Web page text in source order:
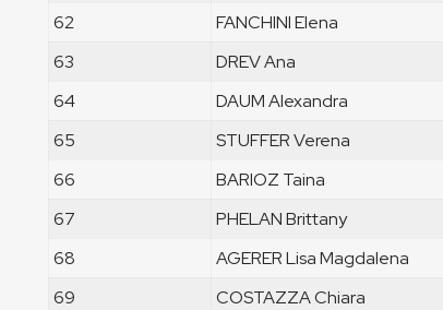
62
FANCHINI Elena
63
DREV Ana
64
DAUM Alexandra
65
STUFFER Verena
66
BARIOZ Taina
67
PHELAN Brittany
68
AGERER Lisa Magdalena
69
COSTAZZA Chiara